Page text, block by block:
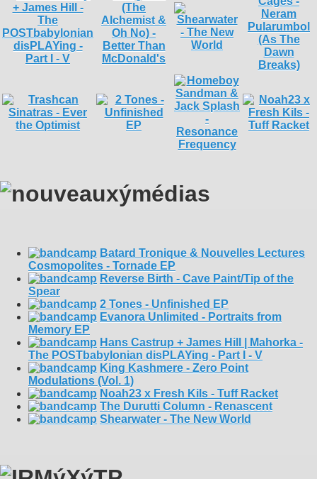
Batard Tronique & Nouvelles Lectures
Cosmopolites - Tornade EP
Reverse Birth - Cave Paint/Tip of the
Spear
2 Tones - Unfinished EP
Evanora Unlimited - Portraits from
Memory EP
Hans Castrup + James Hill | Mahorka -
The POSTbabylonian disPLAYing - Part I - V
King Kashmere - Zero Point
Modulations (Vol. 1)
Noah23 x Fresh Kils - Tuff Racket
The Durutti Column - Renascent
Shearwater - The New World